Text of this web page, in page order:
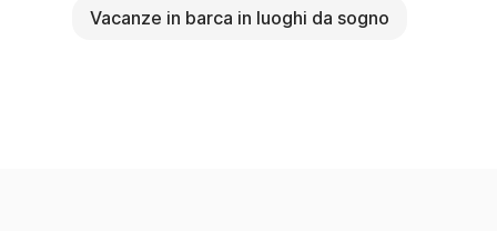
Vacanze in barca in luoghi da sogno